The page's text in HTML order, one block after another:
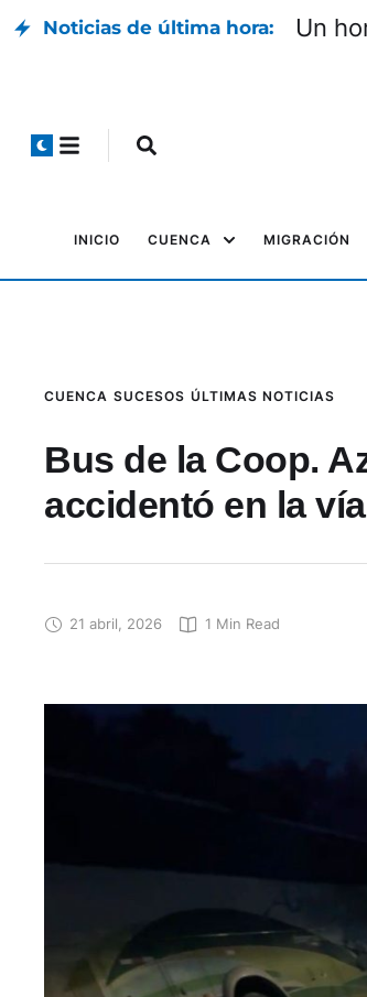
Noticias de última hora: Un
INICIO CUENCA MIGRACIÓN
CUENCA SUCESOS ÚLTIMAS NOTICIAS
Bus de la Coop.
accidentó en la
21 abril, 2026 1 Min Read